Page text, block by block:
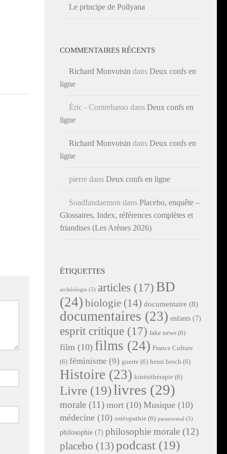
Le principe de Pollyana
COMMENTAIRES RÉCENTS
Richard Monvoisin dans Deux confs en
ligne
Éric - Contrebasso dans Deux confs en
ligne
Richard Monvoisin dans Deux confs en
ligne
pierre dans Deux confs en ligne
Soadfandaemon dans Placebo, enquête –
Glossaires, Index, références complètes et
friandises (Les Arènes 2026)
ÉTIQUETTES
archéologie (5) articles (17) BD
(24) biologie (14) documentaire (8)
documentaires (23) enfants (7)
esprit critique (17) fake news (6)
film (10) films (24) France Culture
(6) féminisme (9) guerre (6) henri broch (6)
Histoire (23) kinésithérapie (6)
Livre (19)livres (29)
morale (11) mort (10) Musique (10)
médecine (10) ostéopathie (6) paranormal (5)
philosophie (7) philosophie morale (12)
placebo (13) podcast (19)